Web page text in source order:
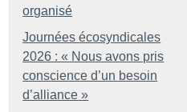
organisé
Journées écosyndicales
2026 : « Nous avons pris
conscience d’un besoin
d’alliance »